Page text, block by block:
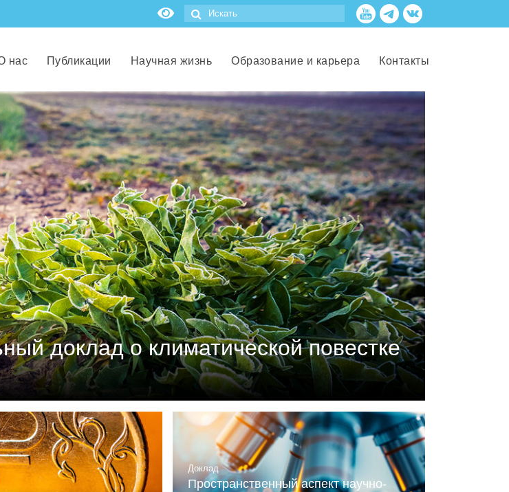
нас Публикации Научная жизнь Образование и карьера Контакты
доклад о климатической повестке
и предпринимателей (РСПП) совместно с центром
РАН) при участии Национального Альянса по вопросам
Доклад
Пространственный аспект научно-